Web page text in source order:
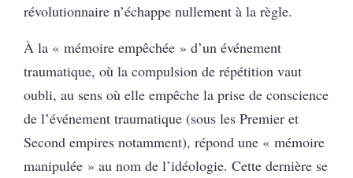
révolutionnaire n’échappe nullement à la règle.
À la « mémoire empêchée » d’un événement
traumatique, où la compulsion de répétition vaut
oubli, au sens où elle empêche la prise de conscience
de l’événement traumatique (sous les Premier et
Second empires notamment), répond une « mémoire
manipulée » au nom de l’idéologie. Cette dernière se